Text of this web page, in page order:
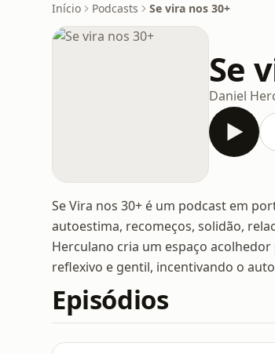
Início Podcasts Se vira nos 30+
Se
Daniel
Se Vira nos 30+ é um podcast em
autoestima, recomeços, solidão,
Herculano cria um espaço
reflexivo e gentil, incentivando o
Episódios